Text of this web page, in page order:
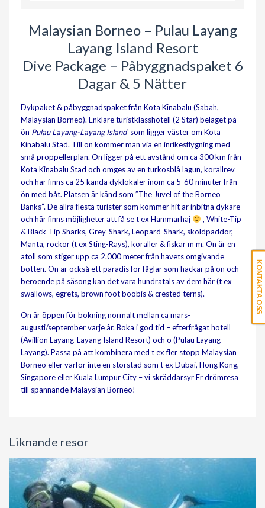
Malaysian Borneo – Pulau Layang
Layang Island Resort
Dive Package – Påbyggnadspaket 6
Dagar & 5 Nätter
Dykpaket & påbyggnadspaket från Kota Kinabalu (Sabah,
Malaysian Borneo). Enklare turistklasshotell (2 Star) beläget på
ön Pulau Layang-Layang Islandsom ligger väster om Kota
Kinabalu Stad. Till ön kommer man via en inrikesflygning med
små proppellerplan. Ön ligger på ett avstånd om ca 300 km från
Kota Kinabalu Stad och omges av en turkosblå lagun, korallrev
och här finns ca 25 kända dyklokaler inom ca 5-60 minuter från
ön med båt. Platsen är känd som ”The Juvel of the Borneo
Banks”. De allra flesta turister som kommer hit är inbitna dykare
och här finns möjligheter att få se t ex Hammarhaj
, White-Tip
& Black-Tip Sharks, Grey-Shark, Leopard-Shark, sköldpaddor,
Manta, rockor (t ex Sting-Rays), koraller & fiskar m m. Ön är en
atoll som stiger upp ca 2.000 meter från havets omgivande
botten. Ön är också ett paradis för fåglar som häckar på ön och
beroende på säsong kan det vara hundratals av dem här (t ex
swallows, egrets, brown foot boobis & crested terns).
Ön är öppen för bokning normalt mellan ca mars-
augusti/september varje år. Boka i god tid – efterfrågat hotell
(Avillion Layang-Layang Island Resort) och ö (Pulau Layang-
Layang). Passa på att kombinera med t ex fler stopp Malaysian
Borneo eller varför inte en storstad som t ex Dubai, Hong Kong,
Singapore eller Kuala Lumpur City – vi skräddarsyr Er drömresa
till spännande Malaysian Borneo!
Liknande resor
KONTAKTA OSS